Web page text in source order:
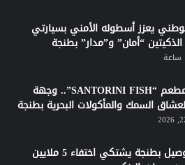
يعزز أسطوله الأمني بسيارتي
الذكيتين “أمان” و”مدار” بطنجة
افتتاح مطعم “SANTORINI FISH”.. وجهة
السمك والمأكولات البحرية بطنجة
عامل توصيل بطنجة يشتكي اختفاء 5 ملايين